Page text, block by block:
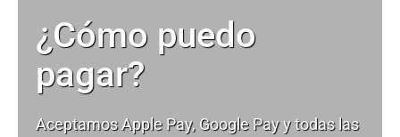
¿Cómo puedo
pagar?
Aceptamos Apple Pay, Google Pay y todas las